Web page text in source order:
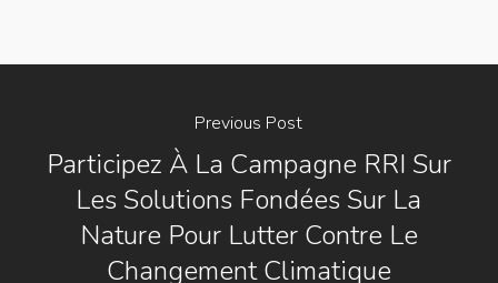
Previous Post
Participez À La Campagne RRI Sur
Les Solutions Fondées Sur La
Nature Pour Lutter Contre Le
Changement Climatique